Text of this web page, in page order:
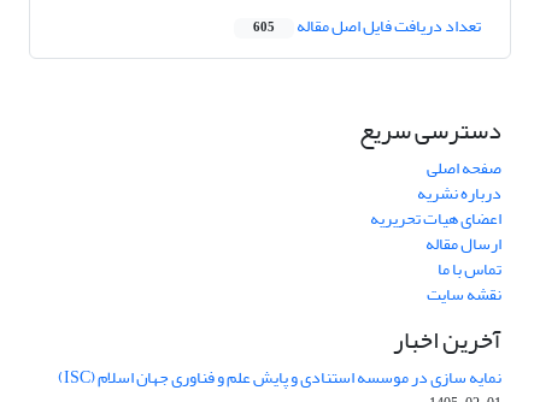
تعداد دریافت فایل اصل مقاله 605
دسترسی سریع
صفحه اصلی
درباره نشریه
اعضای هیات تحریریه
ارسال مقاله
تماس با ما
نقشه سایت
آخرین اخبار
نمایه سازی در موسسه استنادی و پایش علم و فناوری جهان اسلام (ISC)